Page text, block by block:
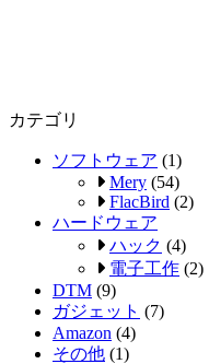
カテゴリ
ソフトウェア (1)
Mery (54)
FlacBird (2)
ハードウェア
ハック (4)
電子工作 (2)
DTM (9)
ガジェット (7)
Amazon (4)
その他 (1)